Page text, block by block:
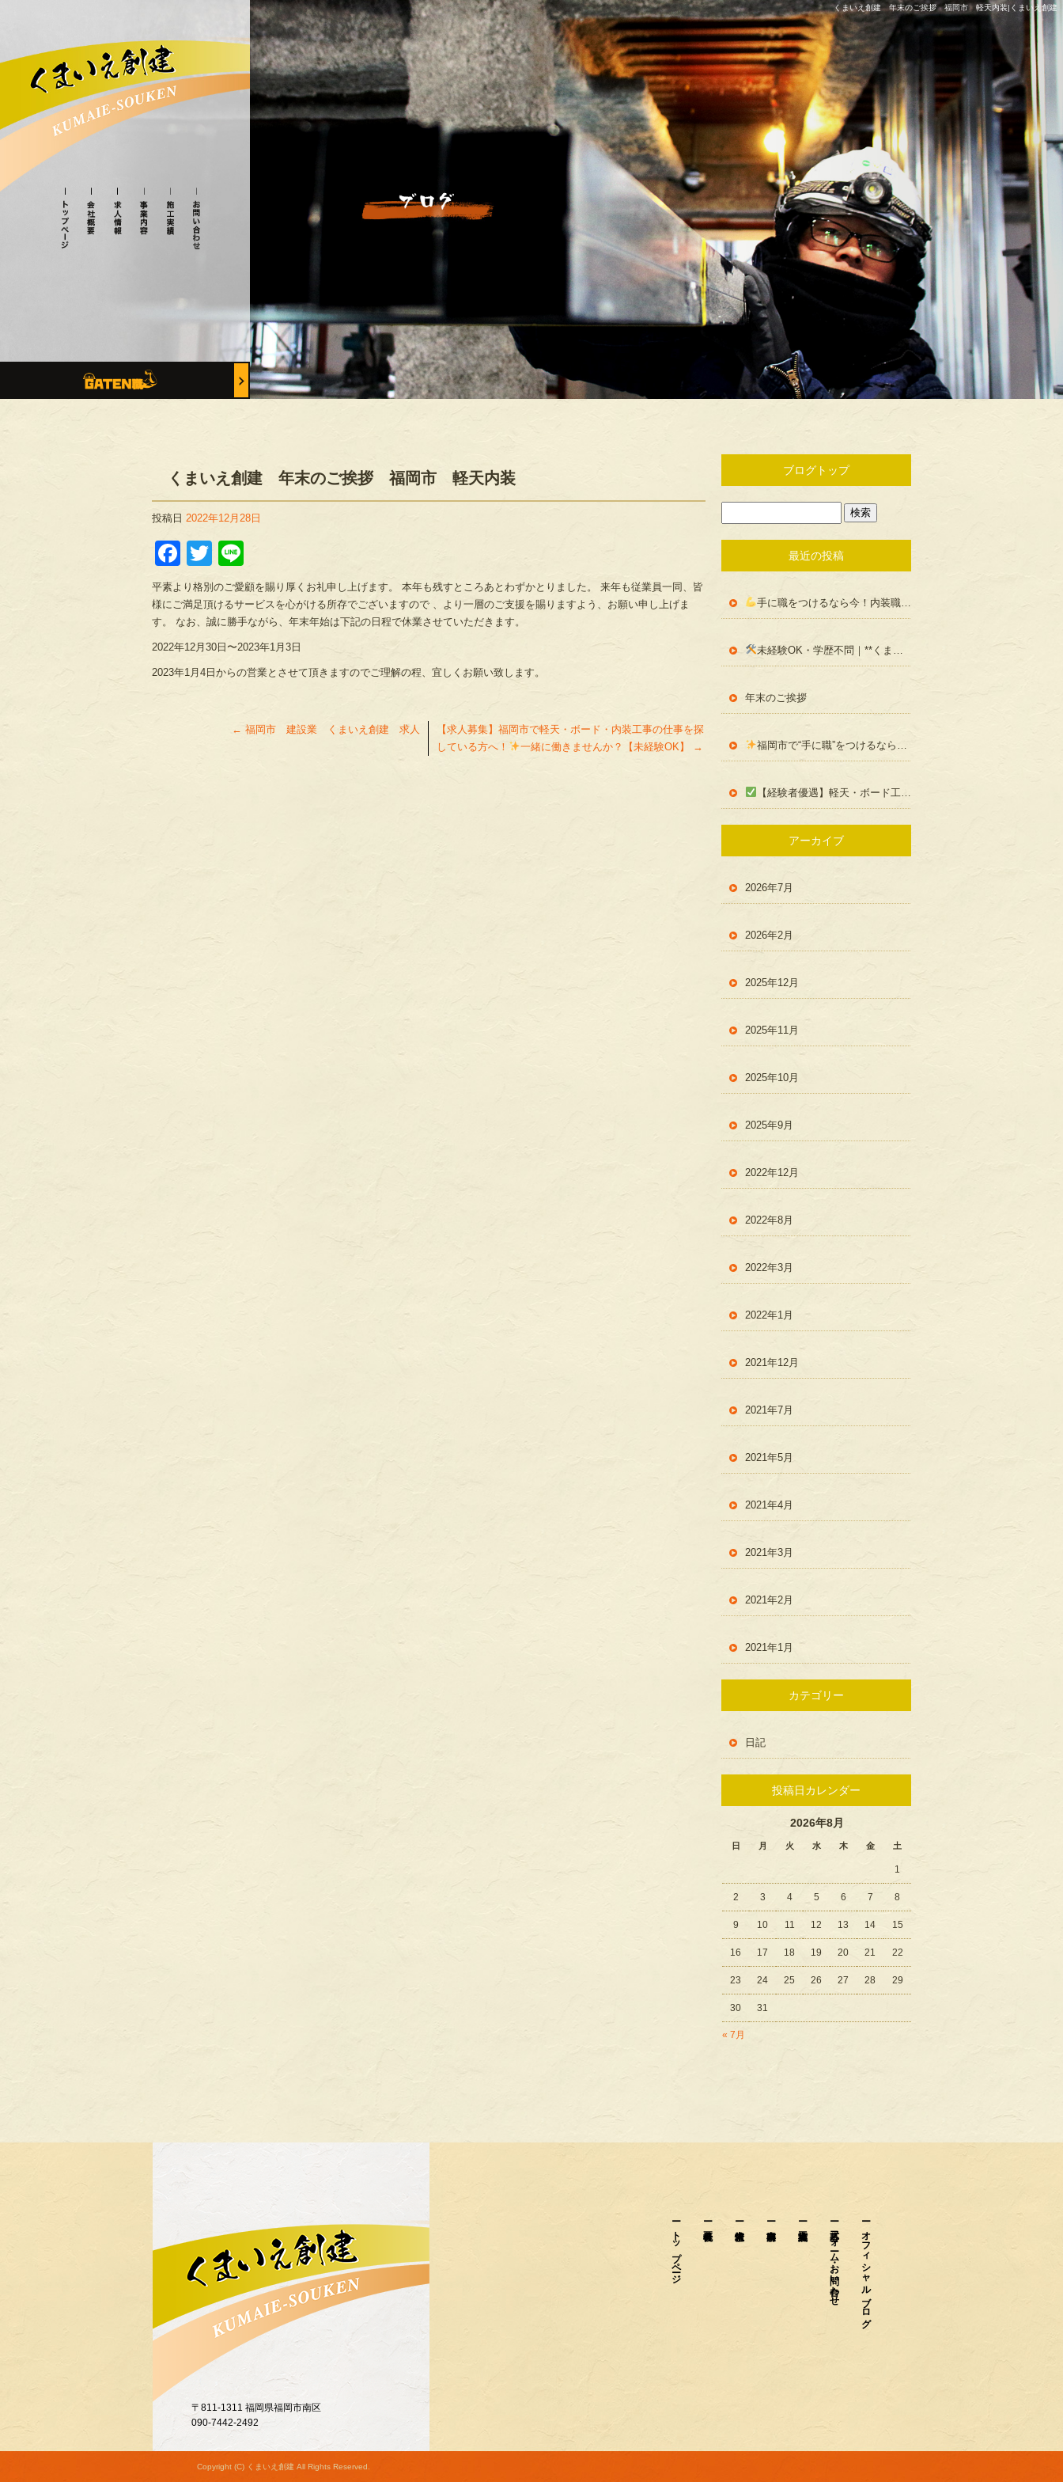
くまいえ創建 年末のご挨拶 福岡市 軽天内装|くまいえ創建
くまいえ創建 年末のご挨拶 福岡市 軽天内装
投稿日 2022年12月28日
Facebook
Twitter
平素より格別のご愛顧を賜り厚くお礼申し上げます。 本年も残すところあとわずかとりました。 来年も従業員一同、皆
様にご満足頂けるサービスを心がける所存でございますので 、より一層のご支援を賜りますよう、お願い申し上げま
す。 なお、誠に勝手ながら、年末年始は下記の日程で休業させていただきます。
2022年12月30日〜2023年1月3日
2023年1月4日からの営業とさせて頂きますのでご理解の程、宜しくお願い致します。
← 福岡市 建設業 くまいえ創建 求人
【求人募集】福岡市で軽天・ボード・内装工事の仕事を探
している方へ！
一緒に働きませんか？【未経験OK】 →
ブログトップ
最近の投稿
手に職をつけるなら今！内装職人という仕事の魅力をご紹介
未経験OK・学歴不問｜**くまいえ創建**の求人内容まとめ
年末のご挨拶
福岡市で“手に職”をつけるなら！くまいえ創建の内装職人募集【未経験OK／学歴不問】
【経験者優遇】軽天・ボード工事のスキルを活かしたい方へ！福岡市の現場で活躍しませんか？｜くまいえ創建
アーカイブ
2026年7月
2026年2月
2025年12月
2025年11月
2025年10月
2025年9月
2022年12月
2022年8月
2022年3月
2022年1月
2021年12月
2021年7月
2021年5月
2021年4月
2021年3月
2021年2月
2021年1月
カテゴリー
日記
投稿日カレンダー
2026年8月
日 月 火 水 木 金 土
« 7月
1
2 3 4 5 6 7 8
9 10 11 12 13 14 15
16 17 18 19 20 21 22
23 24 25 26 27 28 29
30 31
トップページ 応募フォーム・お問い合わせ オフィシャルブログ
〒811-1311 福岡県福岡市南区
090-7442-2492
Copyright (C) くまいえ創建 All Rights Reserved.